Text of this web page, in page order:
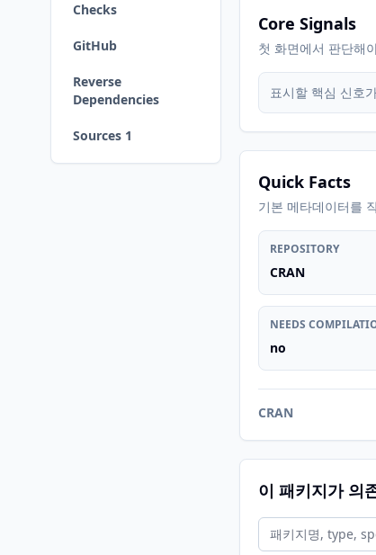
Checks
GitHub
Reverse
Dependencies
Sources 1
Core Signals
첫 화면에서 판단해
표시할 핵심 신호
Quick Facts
기본 메타데이터를
REPOSITORY
CRAN
NEEDS
no
CRAN
이 패키지가 의